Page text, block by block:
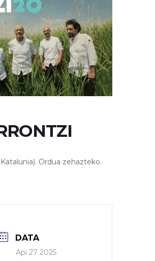
Ordua zehazteko.
DATA
Api 27 2025